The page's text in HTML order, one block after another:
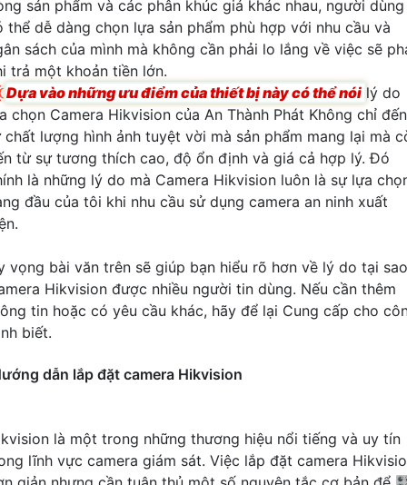
sản phẩm và các phân khúc giá khác nhau, người dùng
thể dễ dàng chọn lựa sản phẩm phù hợp với nhu cầu và
sách của mình mà không cần phải lo lắng về việc sẽ
trả một khoản tiền lớn.
Dựa vào những ưu điểm của thiết bị này có thể nói lý do
chọn Camera Hikvision của An Thành Phát Không chỉ đến
chất lượng hình ảnh tuyệt vời mà sản phẩm mang lại mà
từ sự tương thích cao, độ ổn định và giá cả hợp lý. Đó
là những lý do mà Camera Hikvision luôn là sự lựa
đầu của tôi khi nhu cầu sử dụng camera an ninh xuất
vọng bài văn trên sẽ giúp bạn hiểu rõ hơn về lý do tại sao
Hikvision được nhiều người tin dùng. Nếu cần thêm
tin hoặc có yêu cầu khác, hãy để lại Cung cấp cho
biết.
dẫn lắp đặt camera Hikvision
là một trong những thương hiệu nổi tiếng và uy tín
lĩnh vực camera giám sát. Việc lắp đặt camera